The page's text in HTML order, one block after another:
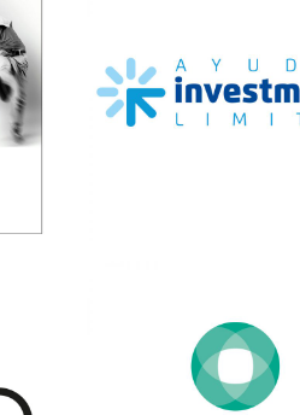
de Ansúrez
DISEÑO EDITORIAL
→